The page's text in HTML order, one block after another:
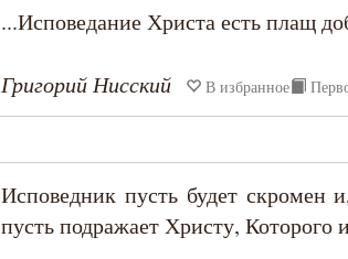
...Исповедание Христа есть плащ
Григорий Нисский В избранное
Исповедник пусть будет скромен
пусть подражает Христу, Которого